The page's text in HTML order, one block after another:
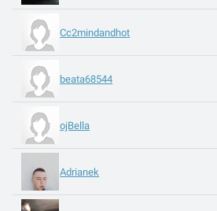
Cc2mindandhot
beata68544
ojBella
Adrianek